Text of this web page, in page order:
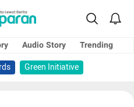
Audio Story
Trending
Green Initiative